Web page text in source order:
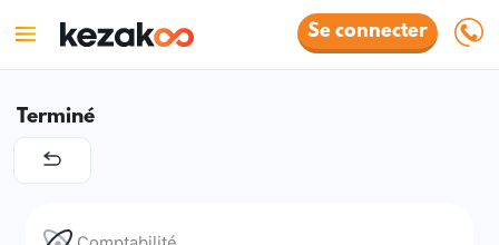
Se connecter
Terminé